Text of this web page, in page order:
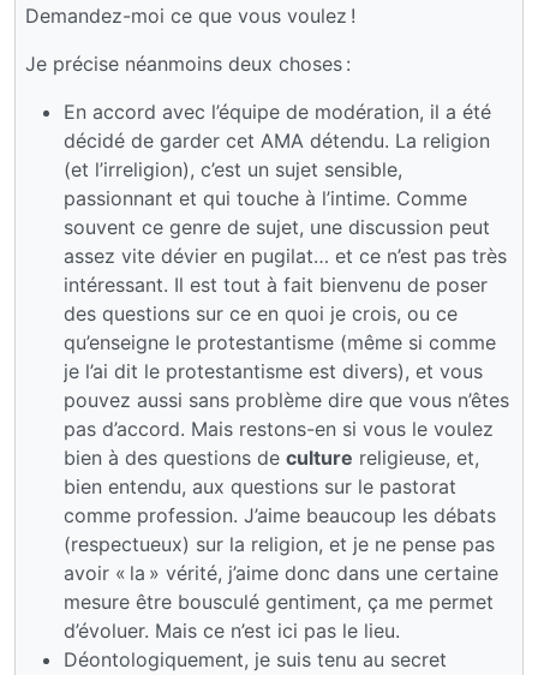
Demandez-moi ce que vous voulez !
Je précise néanmoins deux choses :
En accord avec l’équipe de modération, il a été
décidé de garder cet AMA détendu. La religion
(et l’irreligion), c’est un sujet sensible,
passionnant et qui touche à l’intime. Comme
souvent ce genre de sujet, une discussion peut
assez vite dévier en pugilat… et ce n’est pas très
intéressant. Il est tout à fait bienvenu de poser
des questions sur ce en quoi je crois, ou ce
qu’enseigne le protestantisme (même si comme
je l’ai dit le protestantisme est divers), et vous
pouvez aussi sans problème dire que vous n’êtes
pas d’accord. Mais restons-en si vous le voulez
bien à des questions de culture religieuse, et,
bien entendu, aux questions sur le pastorat
comme profession. J’aime beaucoup les débats
(respectueux) sur la religion, et je ne pense pas
avoir « la » vérité, j’aime donc dans une certaine
mesure être bousculé gentiment, ça me permet
d’évoluer. Mais ce n’est ici pas le lieu.
Déontologiquement, je suis tenu au secret